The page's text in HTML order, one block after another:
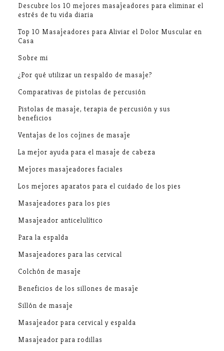
Descubre los 10 mejores masajeadores para eliminar el
estrés de tu vida diaria
Top 10 Masajeadores para Aliviar el Dolor Muscular en
Casa
Sobre mi
¿Por qué utilizar un respaldo de masaje?
Comparativas de pistolas de percusión
Pistolas de masaje, terapia de percusión y sus
beneficios
Ventajas de los cojines de masaje
La mejor ayuda para el masaje de cabeza
Mejores masajeadores faciales
Los mejores aparatos para el cuidado de los pies
Masajeadores para los pies
Masajeador anticelulítico
Para la espalda
Masajeadores para las cervical
Colchón de masaje
Beneficios de los sillones de masaje
Sillón de masaje
Masajeador para cervical y espalda
Masajeador para rodillas